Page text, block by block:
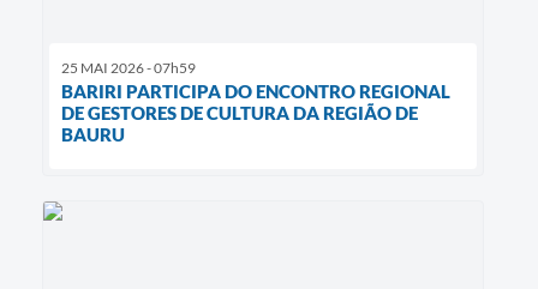
25 MAI 2026 - 07h59
BARIRI PARTICIPA DO ENCONTRO REGIONAL
DE GESTORES DE CULTURA DA REGIÃO DE
BAURU